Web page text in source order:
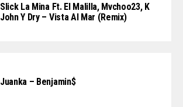
Slick La Mina Ft. El Malilla, Mvchoo23, K
John Y Dry – Vista Al Mar (Remix)
Juanka – Benjamin$